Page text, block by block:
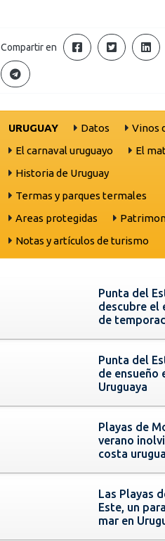
Compartir en
URUGUAY Datos
Vinos
El carnaval uruguayo
El
Historia de Uruguay
Termas y parques termales
Areas protegidas
Notas y artículos de turismo
Punta del
descubre el
de
Punta del
de ensueño
Uruguaya
Playas de
verano
costa
Las Playas
Este, un
mar en